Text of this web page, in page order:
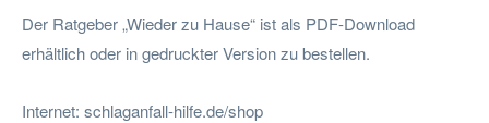
Der Ratgeber „Wieder zu Hause“ ist als PDF-Download
erhältlich oder in gedruckter Version zu bestellen.
Internet: schlaganfall-hilfe.de/shop